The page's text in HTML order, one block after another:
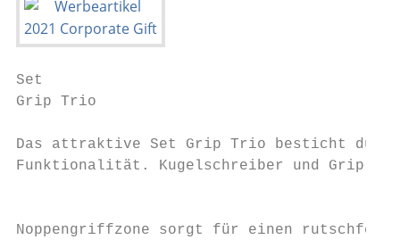
Set
Grip Trio
Das attraktive Set Grip Trio besticht durch
Funktionalität. Kugelschreiber und Grip
Noppengriffzone sorgt für einen